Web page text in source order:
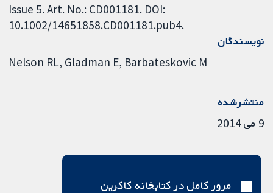
Issue 5. Art. No.: CD001181. DOI:
10.1002/14651858.CD001181.pub4.
نویسندگان
Nelson RL Gladman E Barbateskovic M
منتشرشده
9 می 2014
مرور کامل در کتابخانه کاکرین